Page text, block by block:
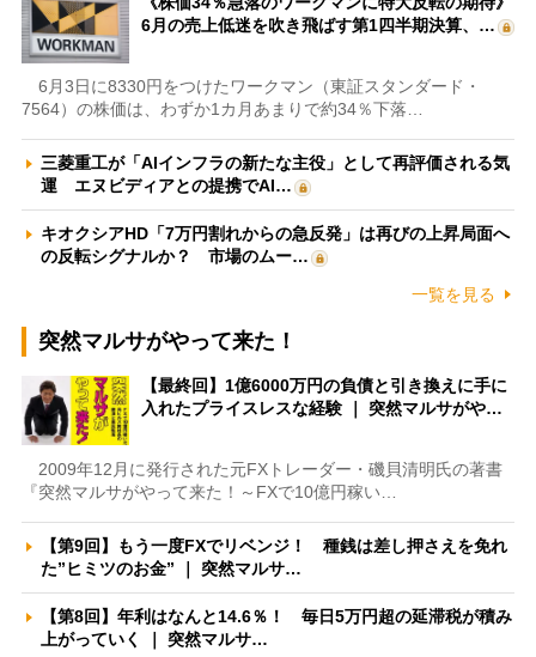
6月の売上低迷を吹き飛ばす第1四半期決算、…
6月3日に8330円をつけたワークマン（東証スタンダード・
7564）の株価は、わずか1カ月あまりで約34％下落…
三菱重工が「AIインフラの新たな主役」として再評価される気
運 エヌビディアとの提携でAI…
キオクシアHD「7万円割れからの急反発」は再びの上昇局面へ
の反転シグナルか？ 市場のムー…
一覧を見る
突然マルサがやって来た！
【最終回】1億6000万円の負債と引き換えに手に
入れたプライスレスな経験 ｜ 突然マルサがや…
2009年12月に発行された元FXトレーダー・磯貝清明氏の著書
『突然マルサがやって来た！～FXで10億円稼い…
【第9回】もう一度FXでリベンジ！ 種銭は差し押さえを免れ
た”ヒミツのお金” ｜ 突然マルサ…
【第8回】年利はなんと14.6％！ 毎日5万円超の延滞税が積み
上がっていく ｜ 突然マルサ…